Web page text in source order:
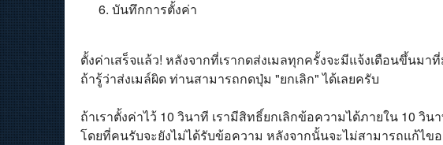
บันทึกการตั้งค่า
ตั้งค่าเสร็จแล้ว! หลังจากที่เรากดส่งเมลทุกครั้งจะมีแจ้งเตือนขึ้นมา
ถ้ารู้ว่าส่งเมล์ผิด ท่านสามารถกดปุ่ม "ยกเลิก" ได้เลยครับ
ถ้าเราตั้งค่าไว้ 10 วินาที เรามีสิทธิ์ยกเลิกข้อความได้ภายใน 10 วิน
โดยที่คนรับจะยังไม่ได้รับข้อความ หลังจากนั้นจะไม่สามารถแก้ไข